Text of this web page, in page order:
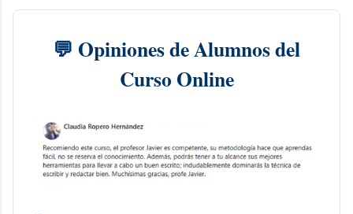
💬 Opiniones de Alumnos del
Curso Online